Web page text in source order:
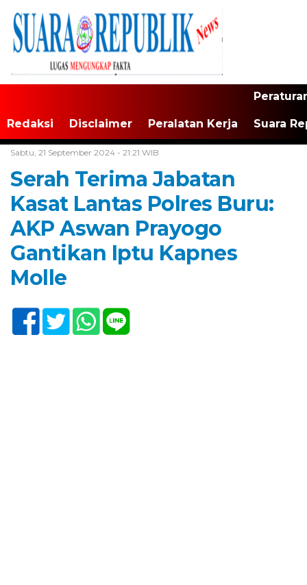
Redaksi Disclaimer Peralatan Kerja Suara
Sabtu, 21 September 2024 - 21:21 WIB
Serah Terima Jabatan
Kasat Lantas Polres Buru:
AKP Aswan Prayogo
Gantikan Iptu Kapnes
Molle